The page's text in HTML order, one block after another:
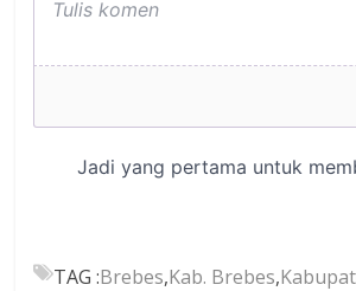
TAG :Brebes,Kab. Brebes,